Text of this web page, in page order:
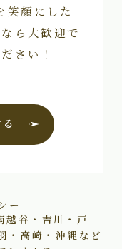
笑顔にした
ら大歓迎で
さい！
ー
越谷・吉川・戸
・高崎・沖縄など